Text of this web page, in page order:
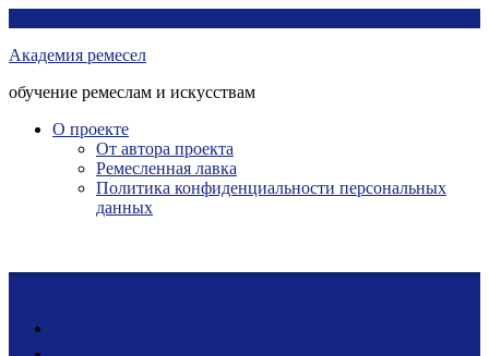
контенту
Академия ремесел
обучение ремеслам и искусствам
О проекте
От автора проекта
Ремесленная лавка
Политика конфиденциальности персональных
данных